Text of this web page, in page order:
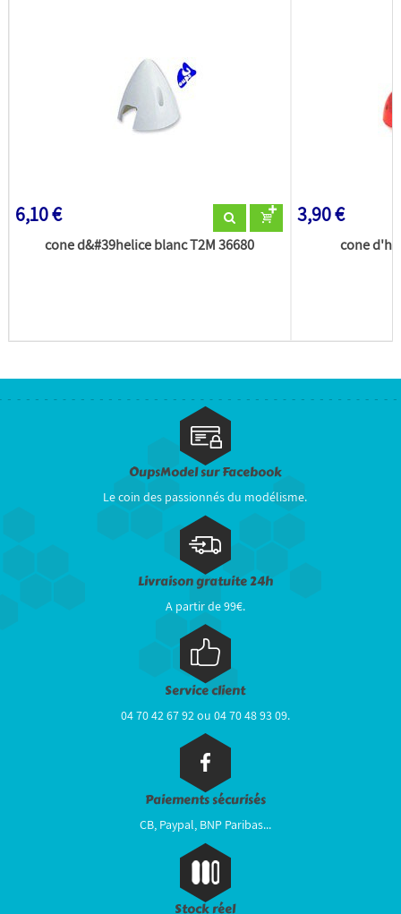
6,10 €
cone d&#39helice blanc T2M 36680
3,90 €
cone
OupsModel sur Facebook
Le coin des passionnés du modélisme.
Livraison gratuite 24h
A partir de 99€.
Service client
04 70 42 67 92 ou 04 70 48 93 09.
Paiements sécurisés
CB, Paypal, BNP Paribas...
Stock réel